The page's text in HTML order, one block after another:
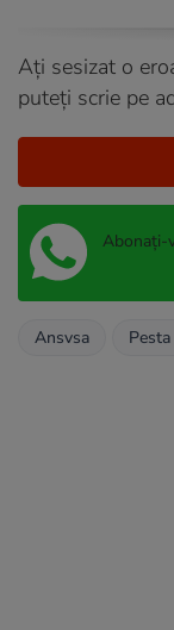
Ați sesizat o
puteți scrie pe
Abonați-
Ansvsa